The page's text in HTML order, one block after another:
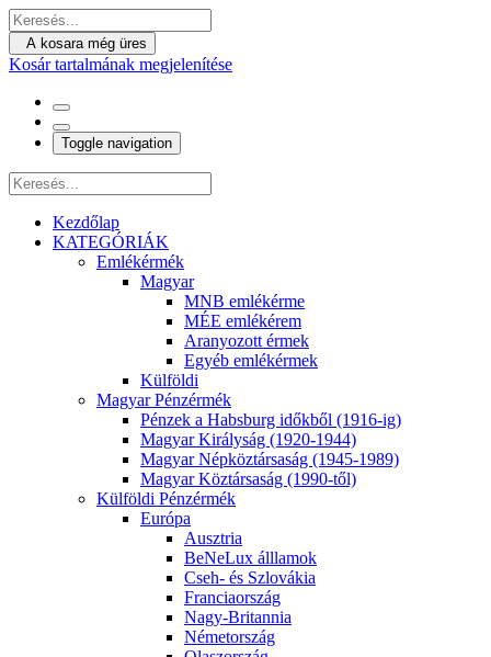
A kosara még üres
Kosár tartalmának megjelenítése
Toggle navigation
Kezdőlap
KATEGÓRIÁK
Emlékérmék
Magyar
MNB emlékérme
MÉE emlékérem
Aranyozott érmek
Egyéb emlékérmek
Külföldi
Magyar Pénzérmék
Pénzek a Habsburg időkből (1916-ig)
Magyar Királyság (1920-1944)
Magyar Népköztársaság (1945-1989)
Magyar Köztársaság (1990-től)
Külföldi Pénzérmék
Európa
Ausztria
BeNeLux álllamok
Cseh- és Szlovákia
Franciaország
Nagy-Britannia
Németország